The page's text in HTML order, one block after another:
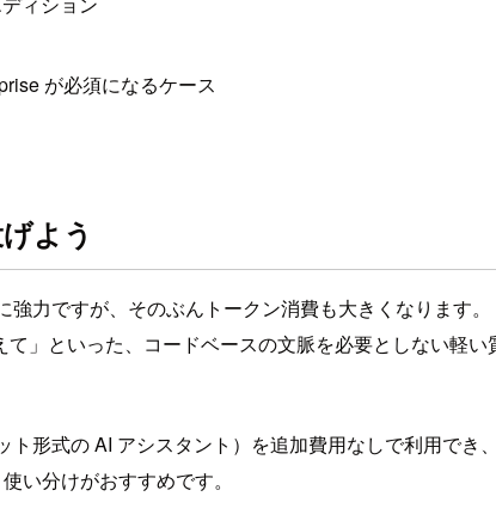
が必須になるケース
よう
力ですが、そのぶんトークン消費も大きくなります。
」といった、コードベースの文脈を必要としない軽
形式の AI アシスタント）を追加費用なしで利用で
い分けがおすすめです。